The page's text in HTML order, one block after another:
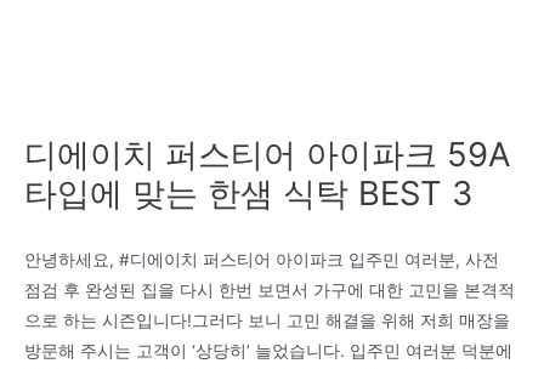
디에이치 퍼스티어 아이파크 59A
타입에 맞는 한샘 식탁 BEST 3
안녕하세요, #디에이치 퍼스티어 아이파크 입주민 여러분, 사전
점검 후 완성된 집을 다시 한번 보면서 가구에 대한 고민을 본격적
으로 하는 시즌입니다!그러다 보니 고민 해결을 위해 저희 매장을
방문해 주시는 고객이 ‘상당히’ 늘었습니다. 입주민 여러분 덕분에